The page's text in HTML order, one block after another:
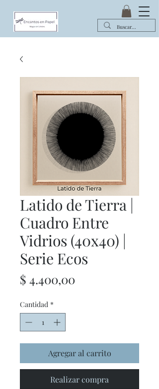
Latido de Tierra |
Cuadro Entre
Vidrios (40x40) |
Serie Ecos
$ 4.400,00
Cantidad *
Agregar al carrito
Realizar compra